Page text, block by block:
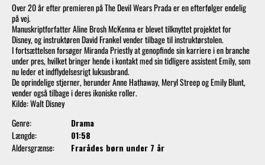
Over 20 år efter premieren på The Devil Wears Prada er en efterfølger endelig
på vej.
Manuskriptforfatter Aline Brosh McKenna er blevet tilknyttet projektet for
Disney, og instruktøren David Frankel vender tilbage til instruktørstolen.
I fortsættelsen forsøger Miranda Priestly at genopfinde sin karriere i en branche
under pres, hvilket bringer hende i kontakt med sin tidligere assistent Emily, som
nu leder et indflydelsesrigt luksusbrand.
De oprindelige stjerner, herunder Anne Hathaway, Meryl Streep og Emily Blunt,
vender også tilbage i deres ikoniske roller.
Kilde: Walt Disney
Genre:
Drama
Længde:
01:58
Aldersgrænse:
Frarådes børn under 7 år